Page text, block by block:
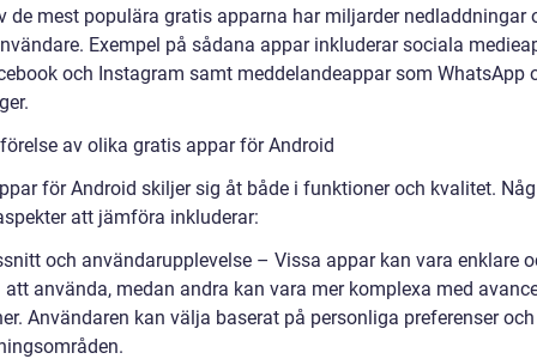
de mest populära gratis apparna har miljarder nedladdningar
Exempel på sådana appar inkluderar sociala
och Instagram samt meddelandeappar som WhatsApp
av olika gratis appar för Android
för Android skiljer sig åt både i funktioner och kvalitet.
att jämföra inkluderar:
och användarupplevelse – Vissa appar kan vara enklare
använda, medan andra kan vara mer komplexa med
Användaren kan välja baserat på personliga preferenser och